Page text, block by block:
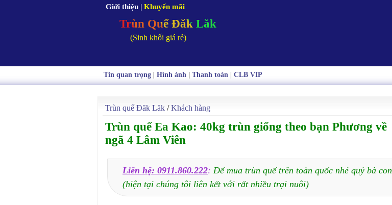
Giới thiệu | Khuyến mãi
Trùn Quế Đăk Lăk
(Sinh khối giá rẻ)
Tin quan trọng| Hình ảnh| Thanh toán| CLB VIP
Trùn quế Đăk Lăk /Khách hàng
Trùn quế Ea Kao: 40kg trùn giống theo bạn Phương về
ngã 4 Lâm Viên
Liên hệ: 0911.860.222: Để mua trùn quế trên toàn quốc nhé quý bà con
(hiện tại chúng tôi liên kết với rất nhiều trại nuôi)